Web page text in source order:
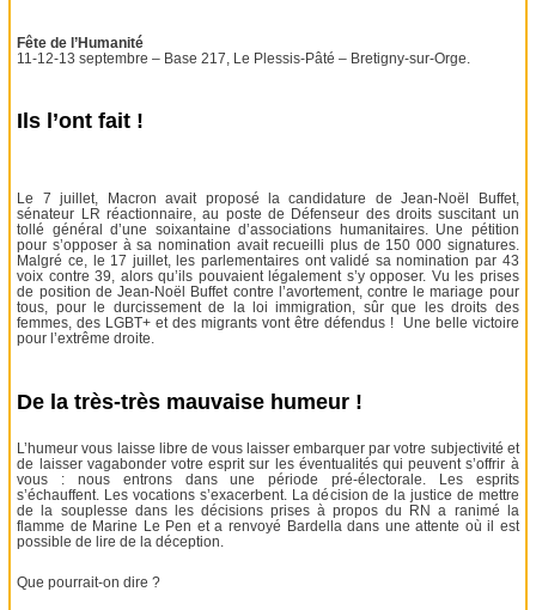
Fête de l’Humanité
11-12-13 septembre – Base 217, Le Plessis-Pâté – Bretigny-sur-Orge.
Ils l’ont fait !
Le 7 juillet, Macron avait proposé la candidature de Jean-Noël Buffet,
sénateur LR réactionnaire, au poste de Défenseur des droits suscitant un
tollé général d’une soixantaine d’associations humanitaires. Une pétition
pour s’opposer à sa nomination avait recueilli plus de 150 000 signatures.
Malgré ce, le 17 juillet, les parlementaires ont validé sa nomination par 43
voix contre 39, alors qu’ils pouvaient légalement s’y opposer. Vu les prises
de position de Jean-Noël Buffet contre l’avortement, contre le mariage pour
tous, pour le durcissement de la loi immigration, sûr que les droits des
femmes, des LGBT+ et des migrants vont être défendus ! Une belle victoire
pour l’extrême droite.
De la très-très mauvaise humeur !
L’humeur vous laisse libre de vous laisser embarquer par votre subjectivité et
de laisser vagabonder votre esprit sur les éventualités qui peuvent s’offrir à
vous : nous entrons dans une période pré-électorale. Les esprits
s’échauffent. Les vocations s’exacerbent. La décision de la justice de mettre
de la souplesse dans les décisions prises à propos du RN a ranimé la
flamme de Marine Le Pen et a renvoyé Bardella dans une attente où il est
possible de lire de la déception.
Que pourrait-on dire ?